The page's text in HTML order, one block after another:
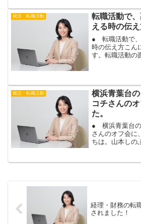
し、企業によっ
したエントリー
就活・転職活動
転職活動で
える時の伝
● 転職活動で、
時の伝え方こん
す。転職活動の
年収を伝える場
就活・転職活動
横浜青葉台
コチさんの
た。
● 横浜青葉台の
さんのオフ会に
ちは。山本しの
経理・財務の転
されました！